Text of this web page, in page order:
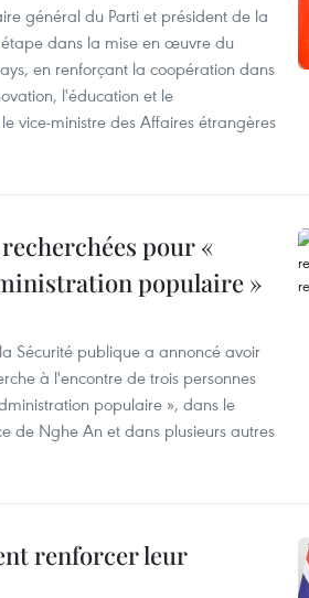
général du Parti et président de la
dans la mise en œuvre du
en renforçant la coopération dans
l'éducation et le
vice-ministre des Affaires étrangères
pour «
populaire »
Sécurité publique a annoncé avoir
à l'encontre de trois personnes
populaire », dans le
de Nghe An et dans plusieurs autres
renforcer leur